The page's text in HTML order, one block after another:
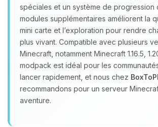
spéciales et un système de progression
modules supplémentaires améliorent la
mini carte et l’exploration pour rendre
plus vivant. Compatible avec plusieurs
Minecraft, notamment Minecraft 1.16.5,
modpack est idéal pour les
lancer rapidement, et nous chez
recommandons pour un serveur
aventure.